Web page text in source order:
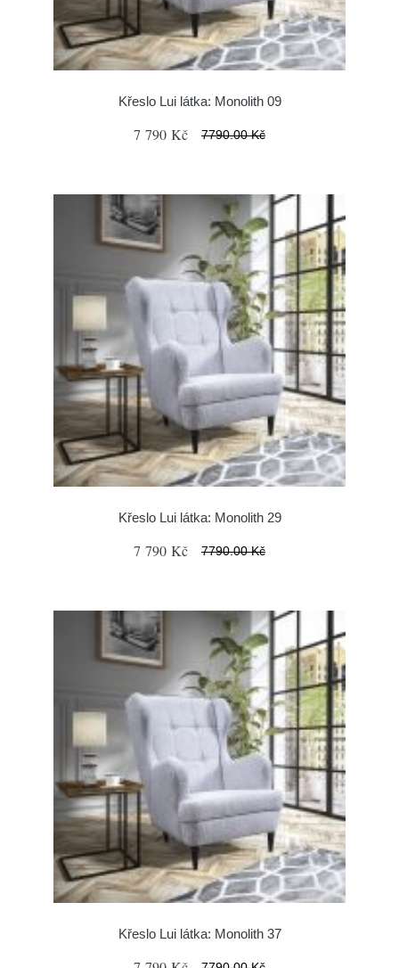
Křeslo Lui látka: Monolith 09
7 790 Kč 7790.00 Kč
Křeslo Lui látka: Monolith 29
7 790 Kč 7790.00 Kč
Křeslo Lui látka: Monolith 37